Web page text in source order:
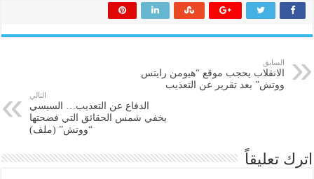
السابق
الانقلاب يحجب موقع “هيومن رايتس
ووتش” بعد تقرير عن التعذيب
التالي
الدفاع عن التعذيب… السيسي
يخفي شمس الحقائق التي فضحتها
“ووتش” (ملف)
اترك تعليقاً